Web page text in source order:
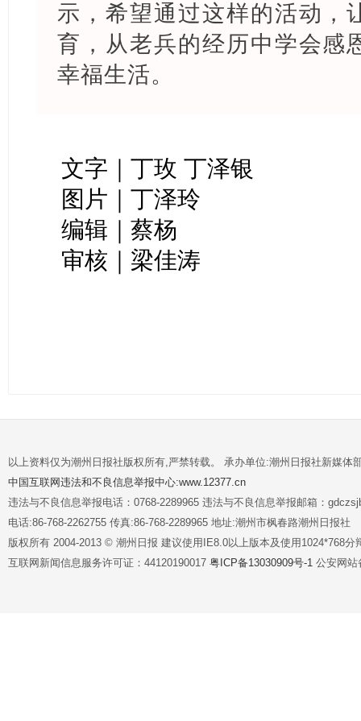
示，希望通过这样的活动，
育，从老兵的经历中学会感
幸福生活。
文字｜丁玫 丁泽银
图片｜丁泽玲
编辑｜蔡杨
审核｜梁佳涛
以上资料仅为潮州日报社版权所有,严禁转载。 承办单位:潮州日报社新媒体
中国互联网违法和不良信息举报中心:www.12377.cn
违法与不良信息举报电话：0768-2289965 违法与不良信息举报邮箱：
电话:86-768-2262755 传真:86-768-2289965 地址:潮州市枫春路潮州日报社
版权所有 2004-2013 © 潮州日报 建议使用IE8.0以上版本及使用1024*768分
互联网新闻信息服务许可证：44120190017 粤ICP备13030909号-1 公安网站